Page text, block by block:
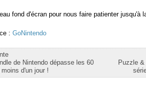
fond d'écran pour nous faire patienter jusqu'à
: GoNintendo
Puzzle
de Nintendo dépasse les 60
d'un jour !